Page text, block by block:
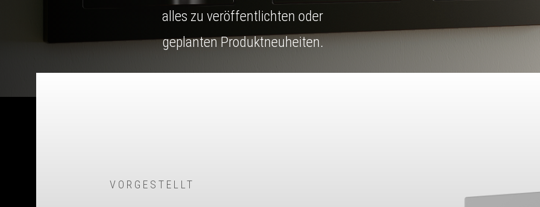
alles zu veröffentlichten oder
geplanten Produktneuheiten.
VORGESTELLT